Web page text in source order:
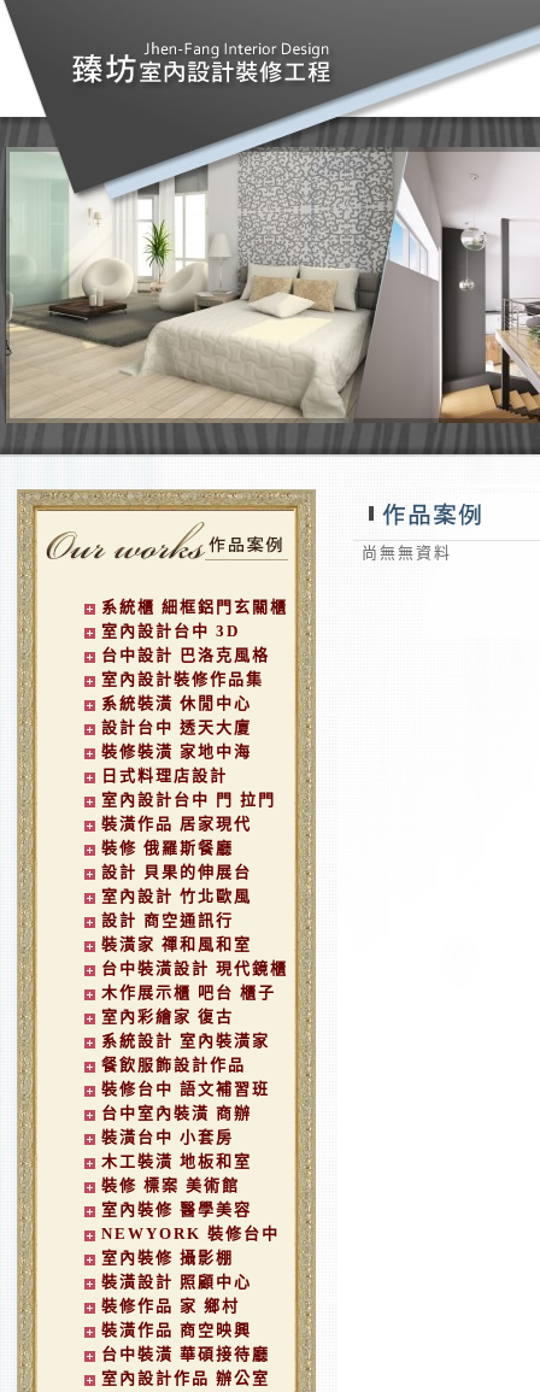
系統櫃 細框鋁門玄關櫃
室內設計台中 3D
台中設計 巴洛克風格
室內設計裝修作品集
系統裝潢 休閒中心
設計台中 透天大廈
裝修裝潢 家地中海
日式料理店設計
室內設計台中 門 拉門
裝潢作品 居家現代
裝修 俄羅斯餐廳
設計 貝果的伸展台
室內設計 竹北歐風
設計 商空通訊行
裝潢家 禪和風和室
台中裝潢設計 現代鏡櫃
木作展示櫃 吧台 櫃子
室內彩繪家 復古
系統設計 室內裝潢家
餐飲服飾設計作品
裝修台中 語文補習班
台中室內裝潢 商辦
裝潢台中 小套房
木工裝潢 地板和室
裝修 標案 美術館
室內裝修 醫學美容
NEWYORK 裝修台中
室內裝修 攝影棚
裝潢設計 照顧中心
裝修作品 家 鄉村
裝潢作品 商空映興
台中裝潢 華碩接待廳
室內設計作品 辦公室
尚無無資料